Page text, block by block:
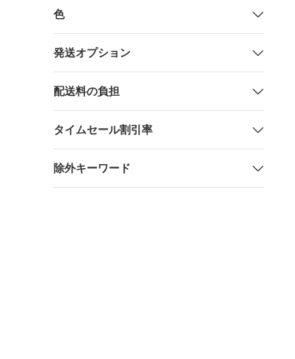
色
発送オプション
配送料の負担
タイムセール割引率
除外キーワード